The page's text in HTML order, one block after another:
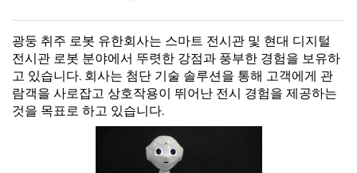
사례
뉴스
광둥 취주 로봇 유한회사는 스마트 전시관 및 현대 디지털
전시관 로봇 분야에서 뚜렷한 강점과 풍부한 경험을 보유하
고 있습니다. 회사는 첨단 기술 솔루션을 통해 고객에게 관
람객을 사로잡고 상호작용이 뛰어난 전시 경험을 제공하는
것을 목표로 하고 있습니다.